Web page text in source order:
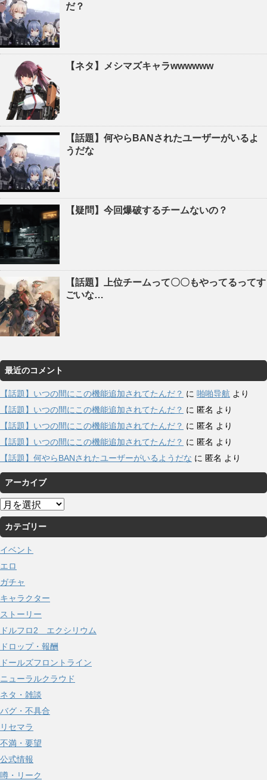
だ？
【ネタ】メシマズキャラwwwwww
【話題】何やらBANされたユーザーがいるよ
うだな
【疑問】今回爆破するチームないの？
【話題】上位チームって〇〇もやってるってす
ごいな…
最近のコメント
【話題】いつの間にこの機能追加されてたんだ？ に 啪啪导航 より
【話題】いつの間にこの機能追加されてたんだ？ に 匿名 より
【話題】いつの間にこの機能追加されてたんだ？ に 匿名 より
【話題】いつの間にこの機能追加されてたんだ？ に 匿名 より
【話題】何やらBANされたユーザーがいるようだな に 匿名 より
アーカイブ
ア
ー
カ
イ
ブ
カテゴリー
イベント
エロ
ガチャ
キャラクター
ストーリー
ドルフロ2 エクシリウム
ドロップ・報酬
ドールズフロントライン
ニューラルクラウド
ネタ・雑談
バグ・不具合
リセマラ
不満・要望
公式情報
噂・リーク